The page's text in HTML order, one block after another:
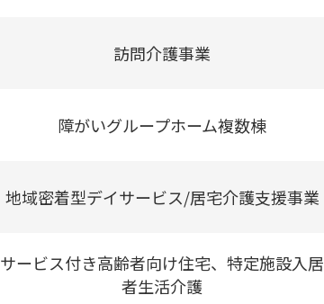
訪問介護事業
障がいグループホーム複数棟
地域密着型デイサービス/居宅介護支援事業
サービス付き高齢者向け住宅、特定施設入居
者生活介護